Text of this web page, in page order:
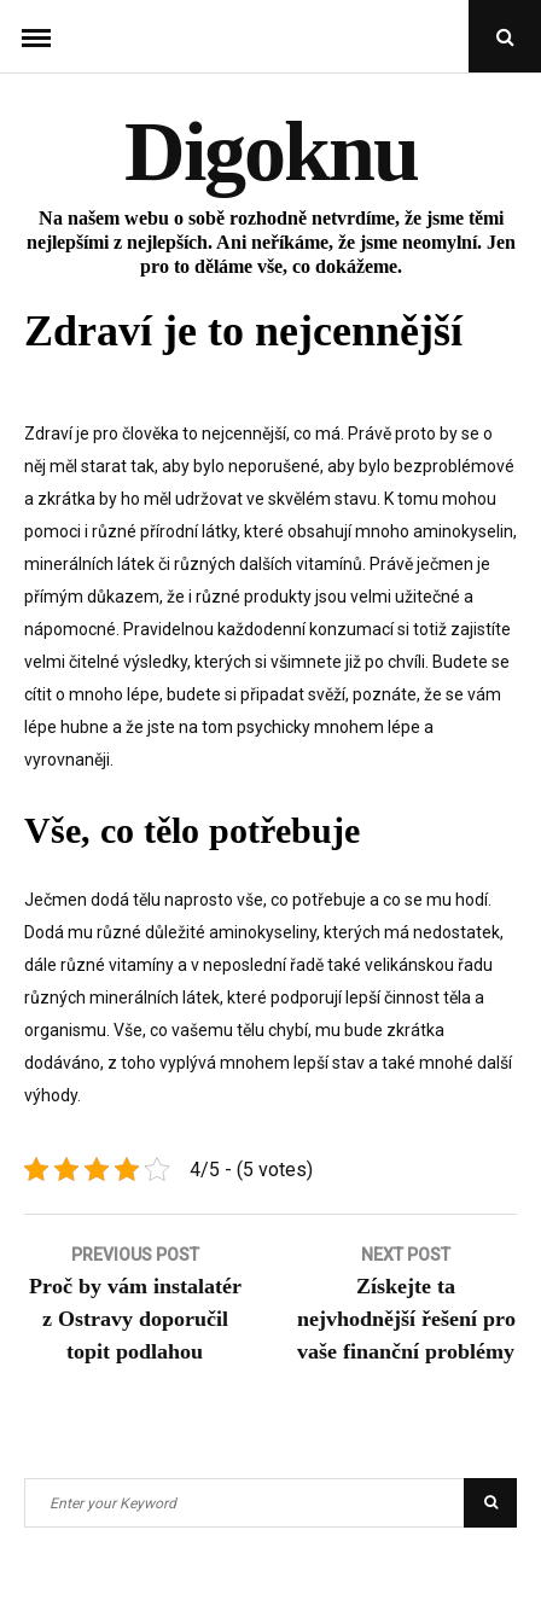
content
Open
Digoknu
Na našem webu o sobě rozhodně netvrdíme, že jsme těmi
nejlepšími z nejlepších. Ani neříkáme, že jsme neomylní. Jen
pro to děláme vše, co dokážeme.
Zdraví je to nejcennější
Zdraví je pro člověka to nejcennější, co má. Právě proto by se o
něj měl starat tak, aby bylo neporušené, aby bylo bezproblémové
a zkrátka by ho měl udržovat ve skvělém stavu. K tomu mohou
pomoci i různé přírodní látky, které obsahují mnoho aminokyselin,
minerálních látek či různých dalších vitamínů. Právěječmen je
přímým důkazem, že i různé produkty jsou velmi užitečné a
nápomocné. Pravidelnou každodenní konzumací si totiž zajistíte
velmi čitelné výsledky, kterých si všimnete již po chvíli. Budete se
cítit o mnoho lépe, budete si připadat svěží, poznáte, že se vám
lépe hubne a že jste na tom psychicky mnohem lépe a
vyrovnaněji.
Vše, co tělo potřebuje
Ječmen dodá tělu naprosto vše, co potřebuje a co se mu hodí.
Dodá mu různé důležité aminokyseliny, kterých má nedostatek,
dále různé vitamíny a v neposlední řadě také velikánskou řadu
různých minerálních látek, které podporují lepší činnost těla a
organismu. Vše, co vašemu tělu chybí, mu bude zkrátka
dodáváno, z toho vyplývá mnohem lepší stav a také mnohé další
výhody.
4/5 - (5 votes)
Navigace
pro
příspěvek
PREVIOUS POST
Proč by vám instalatér
z Ostravy doporučil
topit podlahou
NEXT POST
Získejte ta
nejvhodnější řešení pro
vaše finanční problémy
for: